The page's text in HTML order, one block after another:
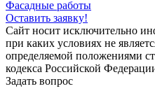
Фасадные работы
Оставить заявку!
Сайт носит исключительно
при каких условиях не
определяемой положениями
кодекса Российской
Задать вопрос